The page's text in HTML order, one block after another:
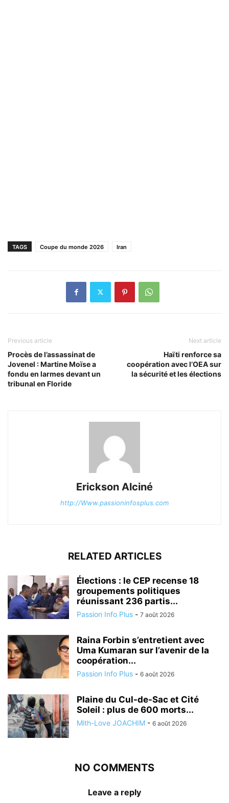
TAGS Coupe du monde 2026 Iran
Previous article
Procès de l’assassinat de
Jovenel : Martine Moïse a
fondu en larmes devant un
tribunal en Floride
Next article
Haïti renforce sa
coopération avec l’OEA sur
la sécurité et les élections
Erickson Alciné
http://Www.passioninfosplus.com
RELATED ARTICLES
Élections : le CEP recense 18
groupements politiques
réunissant 236 partis...
Passion Info Plus - 7 août 2026
Raina Forbin s’entretient avec
Uma Kumaran sur l’avenir de la
coopération...
Passion Info Plus - 6 août 2026
Plaine du Cul-de-Sac et Cité
Soleil : plus de 600 morts...
Mith-Love JOACHIM - 6 août 2026
NO COMMENTS
Leave a reply